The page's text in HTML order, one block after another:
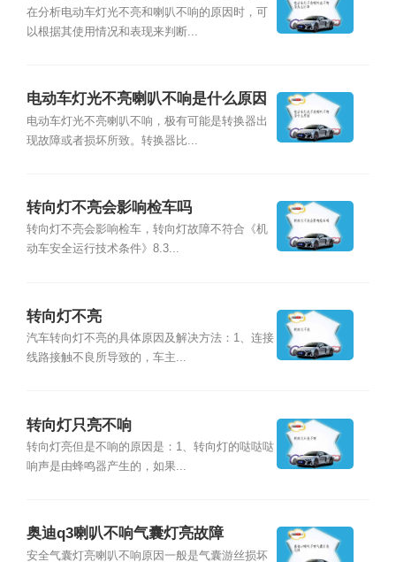
在分析电动车灯光不亮和喇叭不响的原因时，可
以根据其使用情况和表现来判断...
电动车灯光不亮喇叭不响是什么原因
电动车灯光不亮喇叭不响，极有可能是转换器出
现故障或者损坏所致。转换器比...
转向灯不亮会影响检车吗
转向灯不亮会影响检车，转向灯故障不符合《机
动车安全运行技术条件》8.3...
转向灯不亮
汽车转向灯不亮的具体原因及解决方法：1、连接
线路接触不良所导致的，车主...
转向灯只亮不响
转向灯亮但是不响的原因是：1、转向灯的哒哒哒
响声是由蜂鸣器产生的，如果...
奥迪q3喇叭不响气囊灯亮故障
安全气囊灯亮喇叭不响原因一般是气囊游丝损坏